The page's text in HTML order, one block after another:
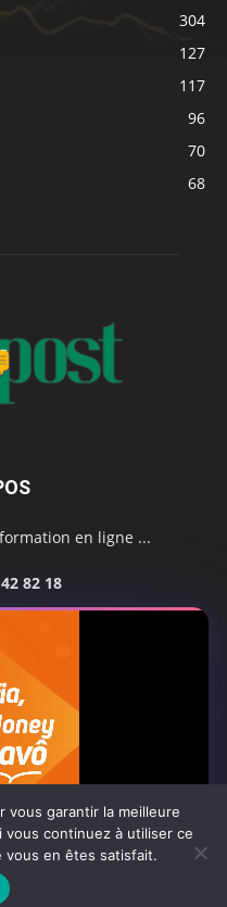
304
127
117
96
70
68
en ligne ...
82 18
Activités du site
Tous droits réservés
vous garantir la meilleure
continuez à utiliser ce
vous en êtes satisfait.